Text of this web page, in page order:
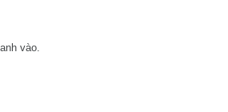
vào.